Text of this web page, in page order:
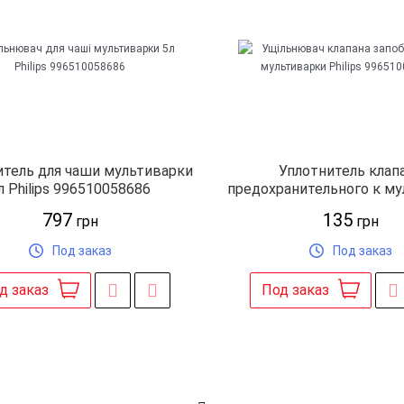
для чаши мультиварки
Philips 996510058686
797грн
Под заказ
заказ
Уплотнитель
предохранительного к
135грн
Под заказ
Под заказ